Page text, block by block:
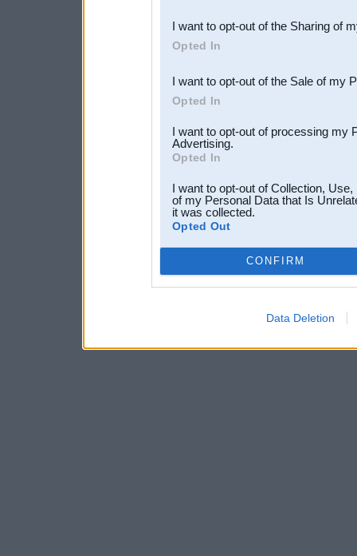
Downstream Participants
third parties.
I want to opt-out of the Sharing of
Opted In
I want to opt-out of the Sale of my
Opted In
I want to opt-out of processing my
Advertising.
Opted In
I want to opt-out of Collection,
of my Personal Data that Is
it was collected.
Opted Out
CONFIRM
Data Deletion